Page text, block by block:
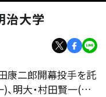
治大学
康二郎開幕投手を託
、明大・村田賢一(…